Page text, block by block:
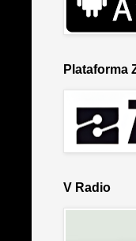
Plataforma
V Radio